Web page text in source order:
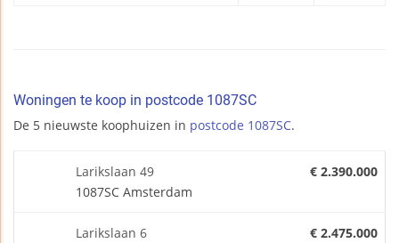
Woningen te koop in postcode 1087SC
De 5 nieuwste koophuizen in postcode 1087SC.
Larikslaan 49
1087SC Amsterdam
€ 2.390.000
Larikslaan 6
€ 2.475.000